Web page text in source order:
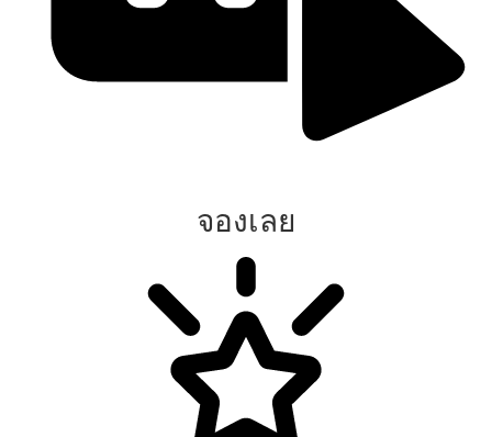
จองเลย